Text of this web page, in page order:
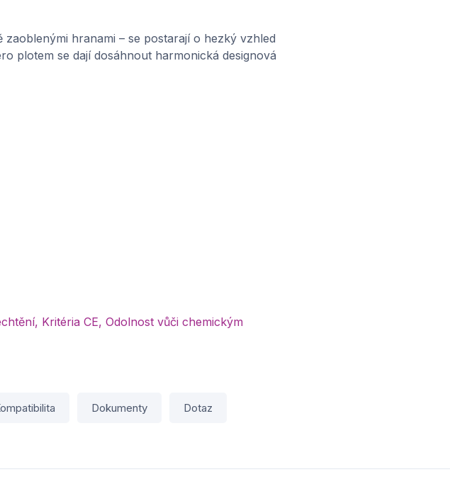
hranami – se postarají o hezký vzhled
plotem se dají dosáhnout harmonická designová
Kritéria CE, Odolnost vůči chemickým
Dokumenty Dotaz